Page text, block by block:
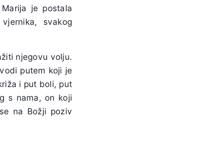
je postala
svakog
njegovu volju.
putem koji je
i put boli, put
s nama, on koji
na Božji poziv